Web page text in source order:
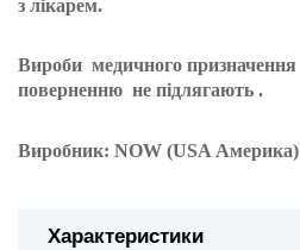
з лікарем.
Вироби медичного призначення
поверненню не підлягають .
Виробник: NOW (USA Америка)
Характеристики